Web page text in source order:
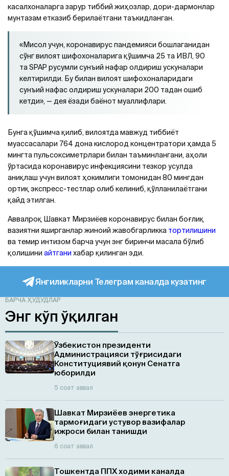
касалхоналарга зарур тиббий жиҳозлар, дори-дармонлар
мунтазам етказиб берилаётгани таъкидланган.
«Мисол учун, коронавирус пандемияси бошлаганидан
сўнг вилоят шифохоналарига қўшимча 25 та ИВЛ, 90
та SPAP русумли сунъий нафар олдириш ускуналари
келтирилди. Бу билан вилоят шифохоналаридаги
сунъий нафас олдириш ускуналари 200 тадан ошиб
кетди», — дея ёзади баёнот муаллифлари.
Бунга қўшимча қилиб, вилоятда мавжуд тиббиёт
муассасалари 764 дона кислород концентратори ҳамда 5
мингта пульсоксиметрлари билан таъминлангани, аҳоли
ўртасида коронавирус инфекциясини тезкор усулда
аниқлаш учун вилоят ҳокимлиги томонидан 80 мингдан
ортиқ экспресс-тестлар олиб келиниб, қўлланилаётгани
қайд этилган.
Аввалроқ Шавкат Мирзиёев коронавирус билан боғлиқ
вазиятни яширганлар жиноий жавобгарликка тортилишини
ва темир интизом барча учун энг биринчи масала бўлиб
қолишини айтгани хабар қилинган эди.
Янгиликларни Телеграм каналда кузатинг
БАРЧА ҲУДУДЛАР
Энг кўп ўқилган
Ўзбекистон президенти
Администрацияси тўғрисидаги
Конституциявий қонун Сенатга
юборилди
5 соат аввал
Шавкат Мирзиёев энергетика
тармоғидаги устувор вазифалар
ижроси билан танишди
6 соат аввал
Тошкентда ППХ ходими каналда